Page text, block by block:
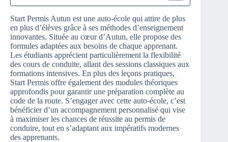
Start Permis Autun est une auto-école qui attire de plus
en plus d’élèves grâce à ses méthodes d’enseignement
innovantes. Située au cœur d’Autun, elle propose des
formules adaptées aux besoins de chaque apprenant.
Les étudiants apprécient particulièrement la flexibilité
des cours de conduite, allant des sessions classiques aux
formations intensives. En plus des leçons pratiques,
Start Permis offre également des modules théoriques
approfondis pour garantir une préparation complète au
code de la route. S’engager avec cette auto-école, c’est
bénéficier d’un accompagnement personnalisé qui vise
à maximiser les chances de réussite au permis de
conduire, tout en s’adaptant aux impératifs modernes
des apprenants.